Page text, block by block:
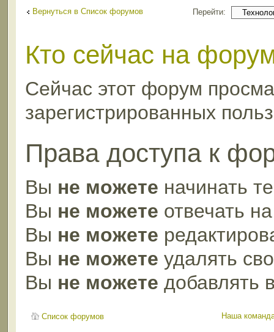
Вернуться в Список форумов Перейти:
Кто сейчас на
Сейчас этот форум
зарегистрированных
Права доступа к
Вы не можете начинать
Вы не можете отвечать
Вы не можете
Вы не можете удалять
Вы не можете добавлять
Список форумов Наша